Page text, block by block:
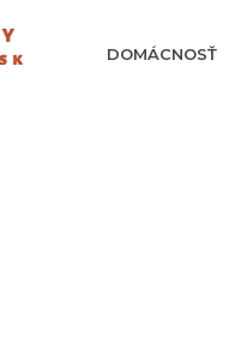
DOMÁCNOSŤ